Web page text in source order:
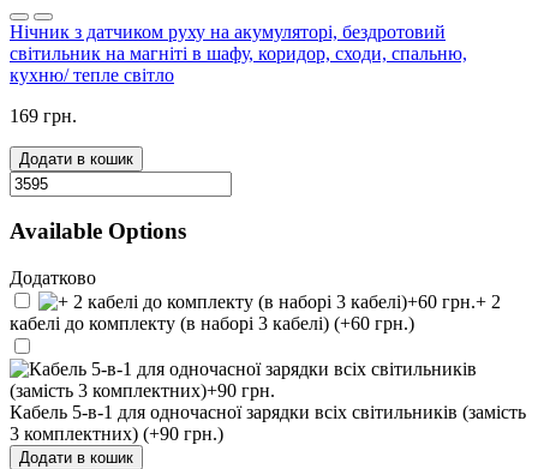
Нічник з датчиком руху на акумуляторі, бездротовий
світильник на магніті в шафу, коридор, сходи, спальню,
кухню/ тепле світло
169 грн.
Додати в кошик
Available Options
Додатково
+ 2
кабелі до комплекту (в наборі 3 кабелі) (+60 грн.)
Кабель 5-в-1 для одночасної зарядки всіх світильників (замість
3 комплектних) (+90 грн.)
Додати в кошик